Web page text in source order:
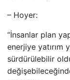
– Hoyer:
“İnsanlar plan
enerjiye yatırım
sürdürülebilir